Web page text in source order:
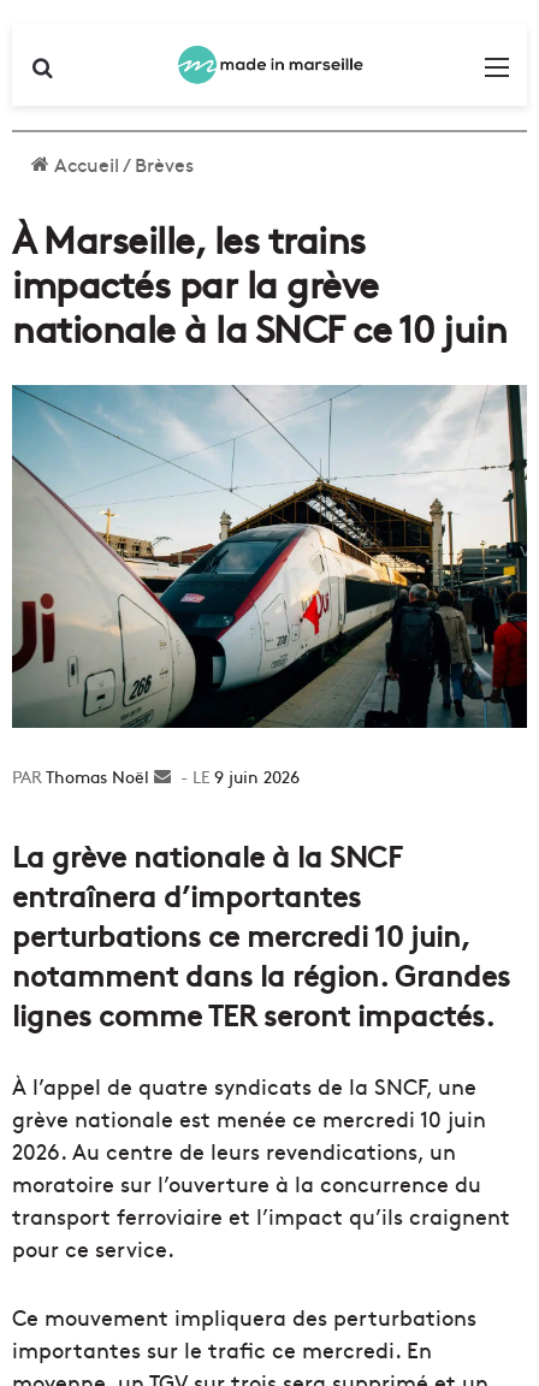
Accueil/Brèves
À Marseille, les trains
impactés par la grève
nationale à la SNCF ce 10 juin
Thomas Noël
Envoyer9 juin 2026
La grève nationale à la SNCF
entraînera d’importantes
perturbations ce mercredi 10 juin,
notamment dans la région. Grandes
lignes comme TER seront impactés.
À l’appel de quatre syndicats de la SNCF, une
grève nationale est menée ce mercredi 10 juin
2026. Au centre de leurs revendications, un
moratoire sur l’ouverture à la concurrence du
transport ferroviaire et l’impact qu’ils craignent
pour ce service.
Ce mouvement impliquera des perturbations
importantes sur le trafic ce mercredi. En